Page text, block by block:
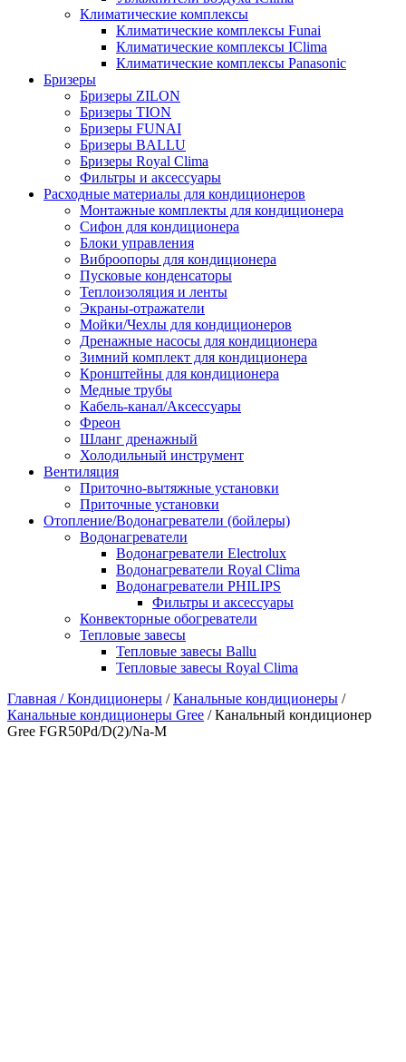
Климатические комплексы
Климатические комплексы Funai
Климатические комплексы IClima
Климатические комплексы Panasonic
Бризеры
Бризеры ZILON
Бризеры TION
Бризеры FUNAI
Бризеры BALLU
Бризеры Royal Clima
Фильтры и аксессуары
Расходные материалы для кондиционеров
Монтажные комплекты для кондиционера
Сифон для кондиционера
Блоки управления
Виброопоры для кондиционера
Пусковые конденсаторы
Теплоизоляция и ленты
Экраны-отражатели
Мойки/Чехлы для кондиционеров
Дренажные насосы для кондиционера
Зимний комплект для кондиционера
Кронштейны для кондиционера
Медные трубы
Кабель-канал/Аксессуары
Фреон
Шланг дренажный
Холодильный инструмент
Вентиляция
Приточно-вытяжные установки
Приточные установки
Отопление/Водонагреватели (бойлеры)
Водонагреватели
Водонагреватели Electrolux
Водонагреватели Royal Clima
Водонагреватели PHILIPS
Фильтры и аксессуары
Конвекторные обогреватели
Тепловые завесы
Тепловые завесы Ballu
Тепловые завесы Royal Clima
Главная /Кондиционеры /Канальные кондиционеры /
Канальные кондиционеры Gree / Канальный кондиционер
Gree FGR50Pd/D(2)/Na-M